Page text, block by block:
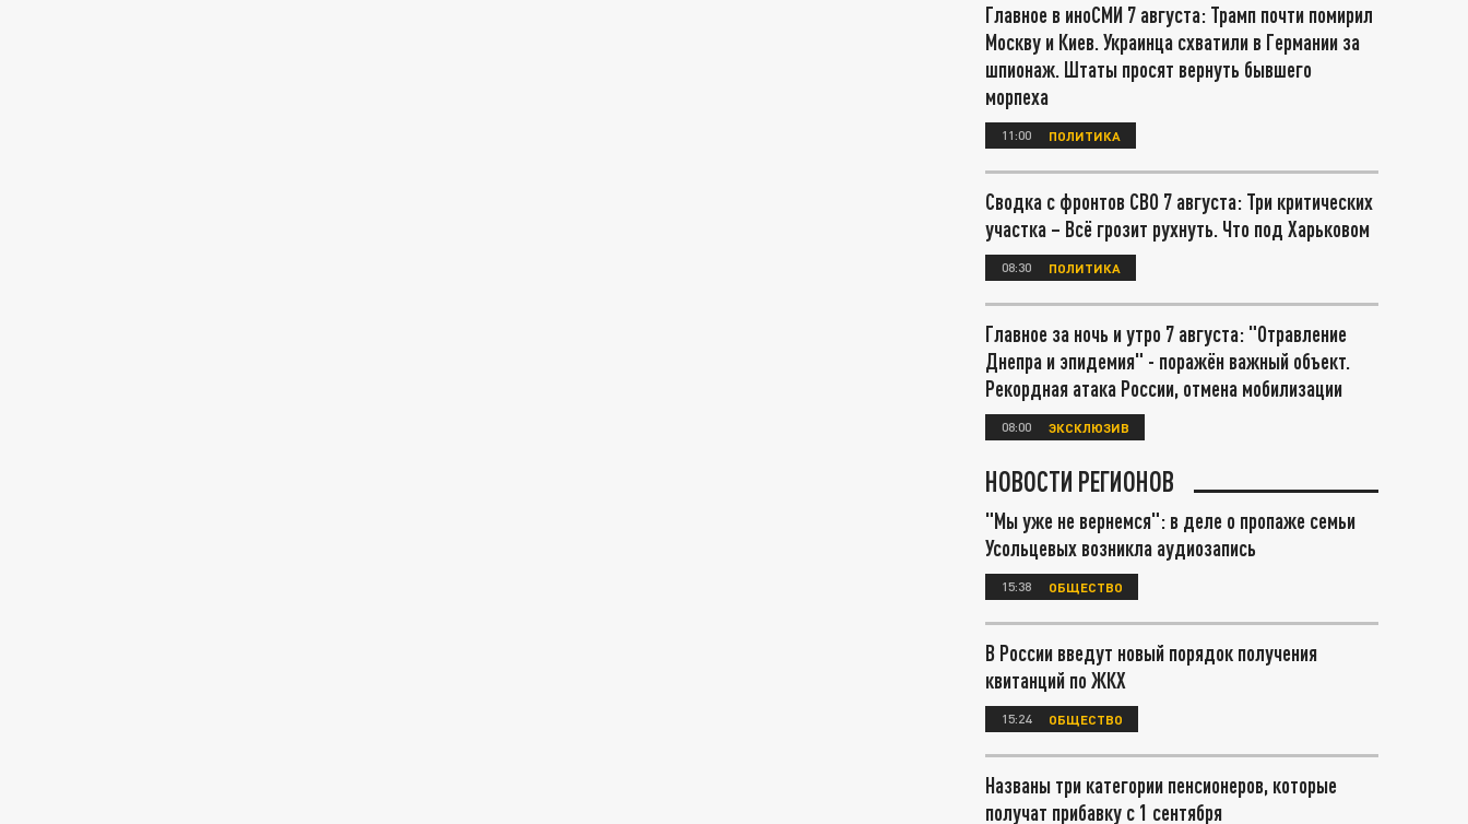
Главное в иноСМИ 7 августа: Трамп почти помирил
Москву и Киев. Украинца схватили в Германии за
шпионаж. Штаты просят вернуть бывшего
морпеха
11:00 ПОЛИТИКА
Сводка с фронтов СВО 7 августа: Три критических
участка – Всё грозит рухнуть. Что под Харьковом
08:30 ПОЛИТИКА
Главное за ночь и утро 7 августа: "Отравление
Днепра и эпидемия" - поражён важный объект.
Рекордная атака России, отмена мобилизации
08:00 ЭКСКЛЮЗИВ
НОВОСТИ РЕГИОНОВ
"Мы уже не вернемся": в деле о пропаже семьи
Усольцевых возникла аудиозапись
15:38 ОБЩЕСТВО
В России введут новый порядок получения
квитанций по ЖКХ
15:24 ОБЩЕСТВО
Названы три категории пенсионеров, которые
получат прибавку с 1 сентября